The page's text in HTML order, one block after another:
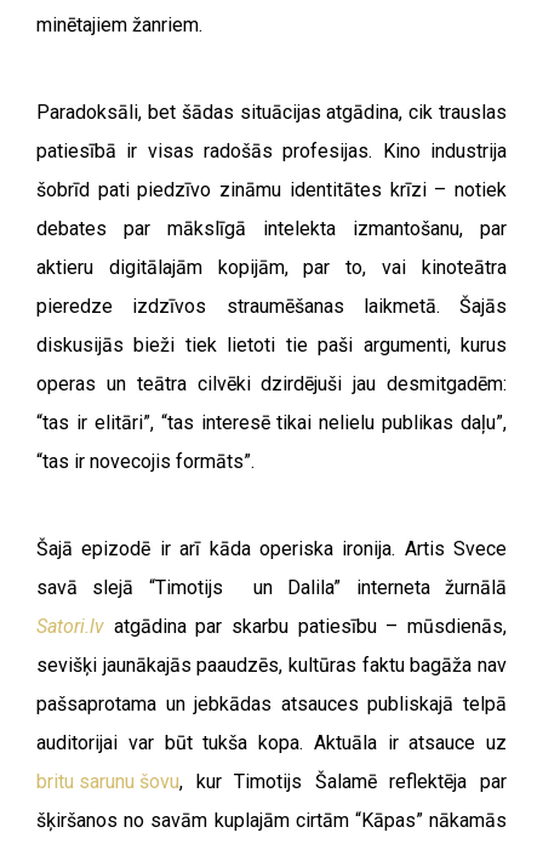
minētajiem žanriem.
Paradoksāli, bet šādas situācijas atgādina, cik trauslas
patiesībā ir visas radošās profesijas. Kino industrija
šobrīd pati piedzīvo zināmu identitātes krīzi – notiek
debates par mākslīgā intelekta izmantošanu, par
aktieru digitālajām kopijām, par to, vai kinoteātra
pieredze izdzīvos straumēšanas laikmetā. Šajās
diskusijās bieži tiek lietoti tie paši argumenti, kurus
operas un teātra cilvēki dzirdējuši jau desmitgadēm:
“tas ir elitāri”, “tas interesē tikai nelielu publikas daļu”,
“tas ir novecojis formāts”.
Šajā epizodē ir arī kāda operiska ironija. Artis Svece
savā slejā “Timotijs un Dalila” interneta žurnālā
Satori.lv atgādina par skarbu patiesību – mūsdienās,
sevišķi jaunākajās paaudzēs, kultūras faktu bagāža nav
pašsaprotama un jebkādas atsauces publiskajā telpā
auditorijai var būt tukša kopa. Aktuāla ir atsauce uz
britu sarunu šovu, kur Timotijs Šalamē reflektēja par
šķiršanos no savām kuplajām cirtām “Kāpas” nākamās